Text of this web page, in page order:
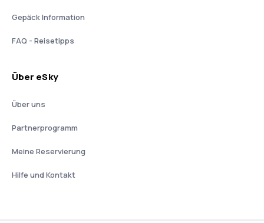
Gepäck Information
FAQ - Reisetipps
Über eSky
Über uns
Partnerprogramm
Meine Reservierung
Hilfe und Kontakt